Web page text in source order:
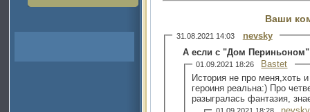
Ваши
31.08.2021 14:03
nevsky
А если с "Дом
01.09.2021 18:26
Bastet
История не про меня,хоть
героиня реальна:) Про
разыгралась фантазия,